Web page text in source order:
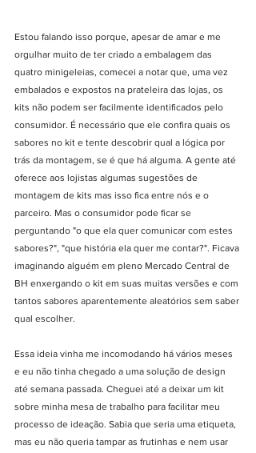
Estou falando isso porque, apesar de amar e me
orgulhar muito de ter criado a embalagem das
quatro minigeleias, comecei a notar que, uma vez
embalados e expostos na prateleira das lojas, os
kits não podem ser facilmente identificados pelo
consumidor. É necessário que ele confira quais os
sabores no kit e tente descobrir qual a lógica por
trás da montagem, se é que há alguma. A gente até
oferece aos lojistas algumas sugestões de
montagem de kits mas isso fica entre nós e o
parceiro. Mas o consumidor pode ficar se
perguntando "o que ela quer comunicar com estes
sabores?", "que história ela quer me contar?". Ficava
imaginando alguém em pleno Mercado Central de
BH enxergando o kit em suas muitas versões e com
tantos sabores aparentemente aleatórios sem saber
qual escolher.
Essa ideia vinha me incomodando há vários meses
e eu não tinha chegado a uma solução de design
até semana passada. Cheguei até a deixar um kit
sobre minha mesa de trabalho para facilitar meu
processo de ideação. Sabia que seria uma etiqueta,
mas eu não queria tampar as frutinhas e nem usar